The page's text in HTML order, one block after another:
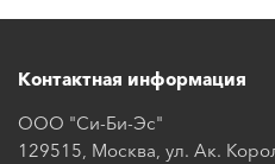
Контактная информация
ООО "Си-Би-Эс"
129515, Москва, ул. Ак.